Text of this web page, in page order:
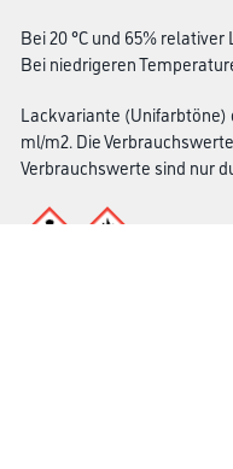
Bei 20 °C und 65%
Bei niedrigeren
Lackvariante (Unifarbtöne)
ml/m2. Die
Verbrauchswerte sind nur